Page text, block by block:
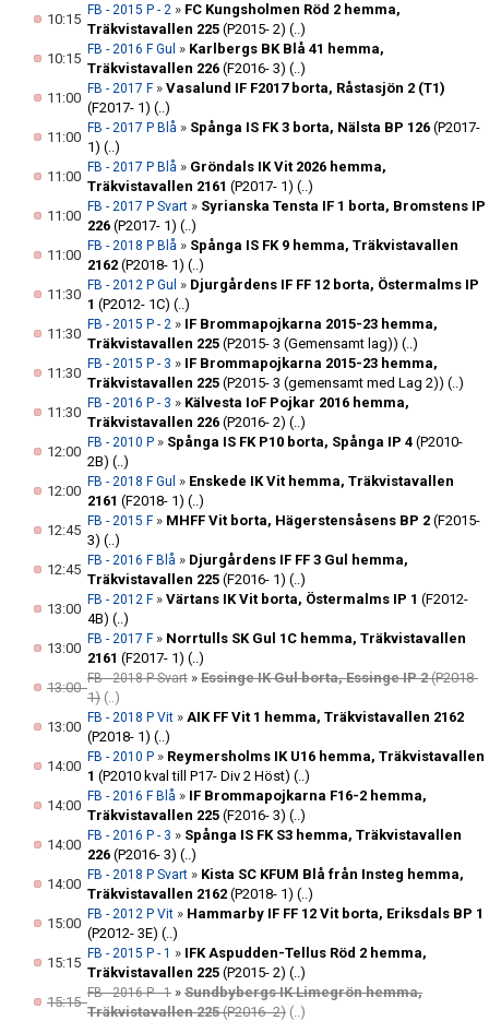
10:15
FB - 2015 P - 2 » FC Kungsholmen Röd 2 hemma,
Träkvistavallen 225 (P2015- 2) (..)
10:15
FB - 2016 F Gul » Karlbergs BK Blå 41 hemma,
Träkvistavallen 226 (F2016- 3) (..)
11:00
FB - 2017 F» Vasalund IF F2017 borta, Råstasjön 2 (T1)
(F2017- 1) (..)
11:00
FB - 2017 P Blå » Spånga IS FK 3 borta, Nälsta BP 126 (P2017-
1) (..)
11:00
FB - 2017 P Blå » Gröndals IK Vit 2026 hemma,
Träkvistavallen 2161 (P2017- 1) (..)
11:00
FB - 2017 P Svart » Syrianska Tensta IF 1 borta, Bromstens IP
226 (P2017- 1) (..)
11:00
FB - 2018 P Blå » Spånga IS FK 9 hemma, Träkvistavallen
2162 (P2018- 1) (..)
11:30
FB - 2012 P Gul » Djurgårdens IF FF 12 borta, Östermalms IP
1 (P2012- 1C) (..)
11:30
FB - 2015 P - 2 » IF Brommapojkarna 2015-23 hemma,
Träkvistavallen 225 (P2015- 3 (Gemensamt lag)) (..)
11:30
FB - 2015 P - 3 » IF Brommapojkarna 2015-23 hemma,
Träkvistavallen 225 (P2015- 3 (gemensamt med Lag 2)) (..)
11:30
FB - 2016 P - 3 » Kälvesta IoF Pojkar 2016 hemma,
Träkvistavallen 226 (P2016- 2) (..)
12:00
FB - 2010 P » Spånga IS FK P10 borta, Spånga IP 4 (P2010-
2B) (..)
12:00
FB - 2018 F Gul » Enskede IK Vit hemma, Träkvistavallen
2161 (F2018- 1) (..)
12:45
FB - 2015 F» MHFF Vit borta, Hägerstensåsens BP 2 (F2015-
3) (..)
12:45
FB - 2016 F Blå » Djurgårdens IF FF 3 Gul hemma,
Träkvistavallen 225 (F2016- 1) (..)
13:00
FB - 2012 F» Värtans IK Vit borta, Östermalms IP 1 (F2012-
4B) (..)
13:00
FB - 2017 F» Norrtulls SK Gul 1C hemma, Träkvistavallen
2161 (F2017- 1) (..)
13:00
FB - 2018 P Svart » Essinge IK Gul borta, Essinge IP 2(P2018-
1) (..)
13:00
FB - 2018 P Vit » AIK FF Vit 1 hemma, Träkvistavallen 2162
(P2018- 1) (..)
14:00
FB - 2010 P » Reymersholms IK U16 hemma, Träkvistavallen
1 (P2010 kval till P17- Div 2 Höst) (..)
14:00
FB - 2016 F Blå » IF Brommapojkarna F16-2 hemma,
Träkvistavallen 225 (F2016- 3) (..)
14:00
FB - 2016 P - 3 » Spånga IS FK S3 hemma, Träkvistavallen
226 (P2016- 3) (..)
14:00
FB - 2018 P Svart » Kista SC KFUM Blå från Insteg hemma,
Träkvistavallen 2162 (P2018- 1) (..)
15:00
FB - 2012 P Vit » Hammarby IF FF 12 Vit borta, Eriksdals BP 1
(P2012- 3E) (..)
15:15
FB - 2015 P - 1 » IFK Aspudden-Tellus Röd 2 hemma,
Träkvistavallen 225 (P2015- 2) (..)
15:15
FB - 2016 P - 1 » Sundbybergs IK Limegrön hemma,
Träkvistavallen 225(P2016- 2) (..)